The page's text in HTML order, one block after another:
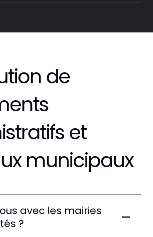
de
et
municipaux
avec les mairies
?